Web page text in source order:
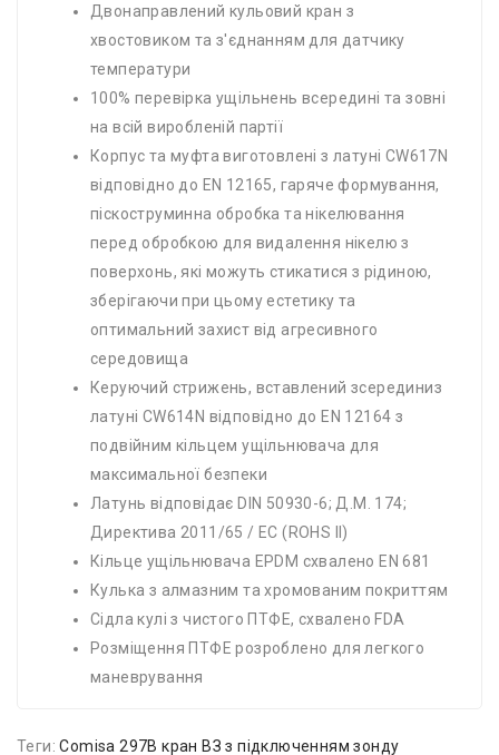
Двонаправлений кульовий кран з
хвостовиком та з'єднанням для датчику
температури
100% перевірка ущільнень всередині та зовні
на всій виробленій партії
Корпус та муфта виготовлені з латуні CW617N
відповідно до EN 12165, гаряче формування,
піскоструминна обробка та нікелювання
перед обробкою для видалення нікелю з
поверхонь, які можуть стикатися з рідиною,
зберігаючи при цьому естетику та
оптимальний захист від агресивного
середовища
Керуючий стрижень, вставлений зсерединиз
латуні CW614N відповідно до EN 12164 з
подвійним кільцем ущільнювача для
максимальної безпеки
Латунь відповідає DIN 50930-6; Д.М. 174;
Директива 2011/65 / EC (ROHS II)
Кільце ущільнювача EPDM схвалено EN 681
Кулька з алмазним та хромованим покриттям
Сідла кулі з чистого ПТФЕ, схвалено FDA
Розміщення ПТФЕ розроблено для легкого
маневрування
Теги:Comisa 297B кран ВЗ з підключенням зонду